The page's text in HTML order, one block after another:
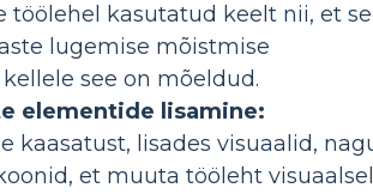
töölehel kasutatud keelt nii, et
lugemise mõistmise
see on mõeldud.
elementide lisamine:
kaasatust, lisades visuaalid,
et muuta tööleht